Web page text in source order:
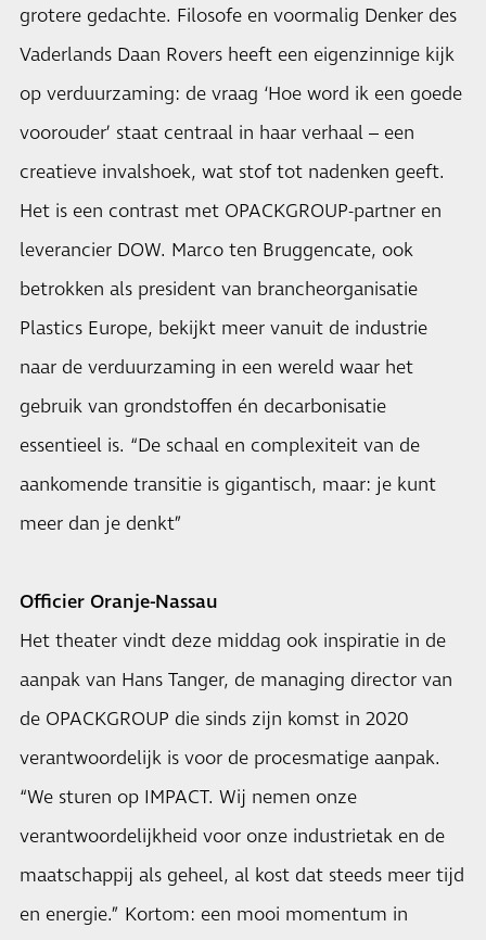
grotere gedachte. Filosofe en voormalig Denker des
Vaderlands Daan Rovers heeft een eigenzinnige kijk
op verduurzaming: de vraag ‘Hoe word ik een goede
voorouder’ staat centraal in haar verhaal – een
creatieve invalshoek, wat stof tot nadenken geeft.
Het is een contrast met OPACKGROUP-partner en
leverancier DOW. Marco ten Bruggencate, ook
betrokken als president van brancheorganisatie
Plastics Europe, bekijkt meer vanuit de industrie
naar de verduurzaming in een wereld waar het
gebruik van grondstoffen én decarbonisatie
essentieel is. “De schaal en complexiteit van de
aankomende transitie is gigantisch, maar: je kunt
meer dan je denkt”
Officier Oranje-Nassau
Het theater vindt deze middag ook inspiratie in de
aanpak van Hans Tanger, de managing director van
de OPACKGROUP die sinds zijn komst in 2020
verantwoordelijk is voor de procesmatige aanpak.
“We sturen op IMPACT. Wij nemen onze
verantwoordelijkheid voor onze industrietak en de
maatschappij als geheel, al kost dat steeds meer tijd
en energie.” Kortom: een mooi momentum in